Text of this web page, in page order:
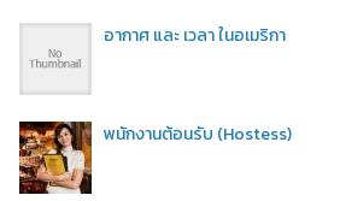
อากาศ และ เวลา ในอเมริกา
พนักงานต้อนรับ (Hostess)